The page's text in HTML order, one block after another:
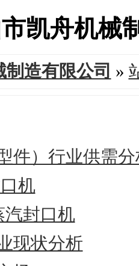
凯舟机械
造有限公司 »
件）行业供需分
机
汽封口机
现状分析